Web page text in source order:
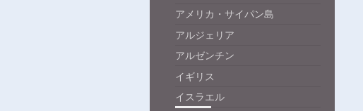
アメリカ・サイパン島
アルジェリア
アルゼンチン
イギリス
イスラエル